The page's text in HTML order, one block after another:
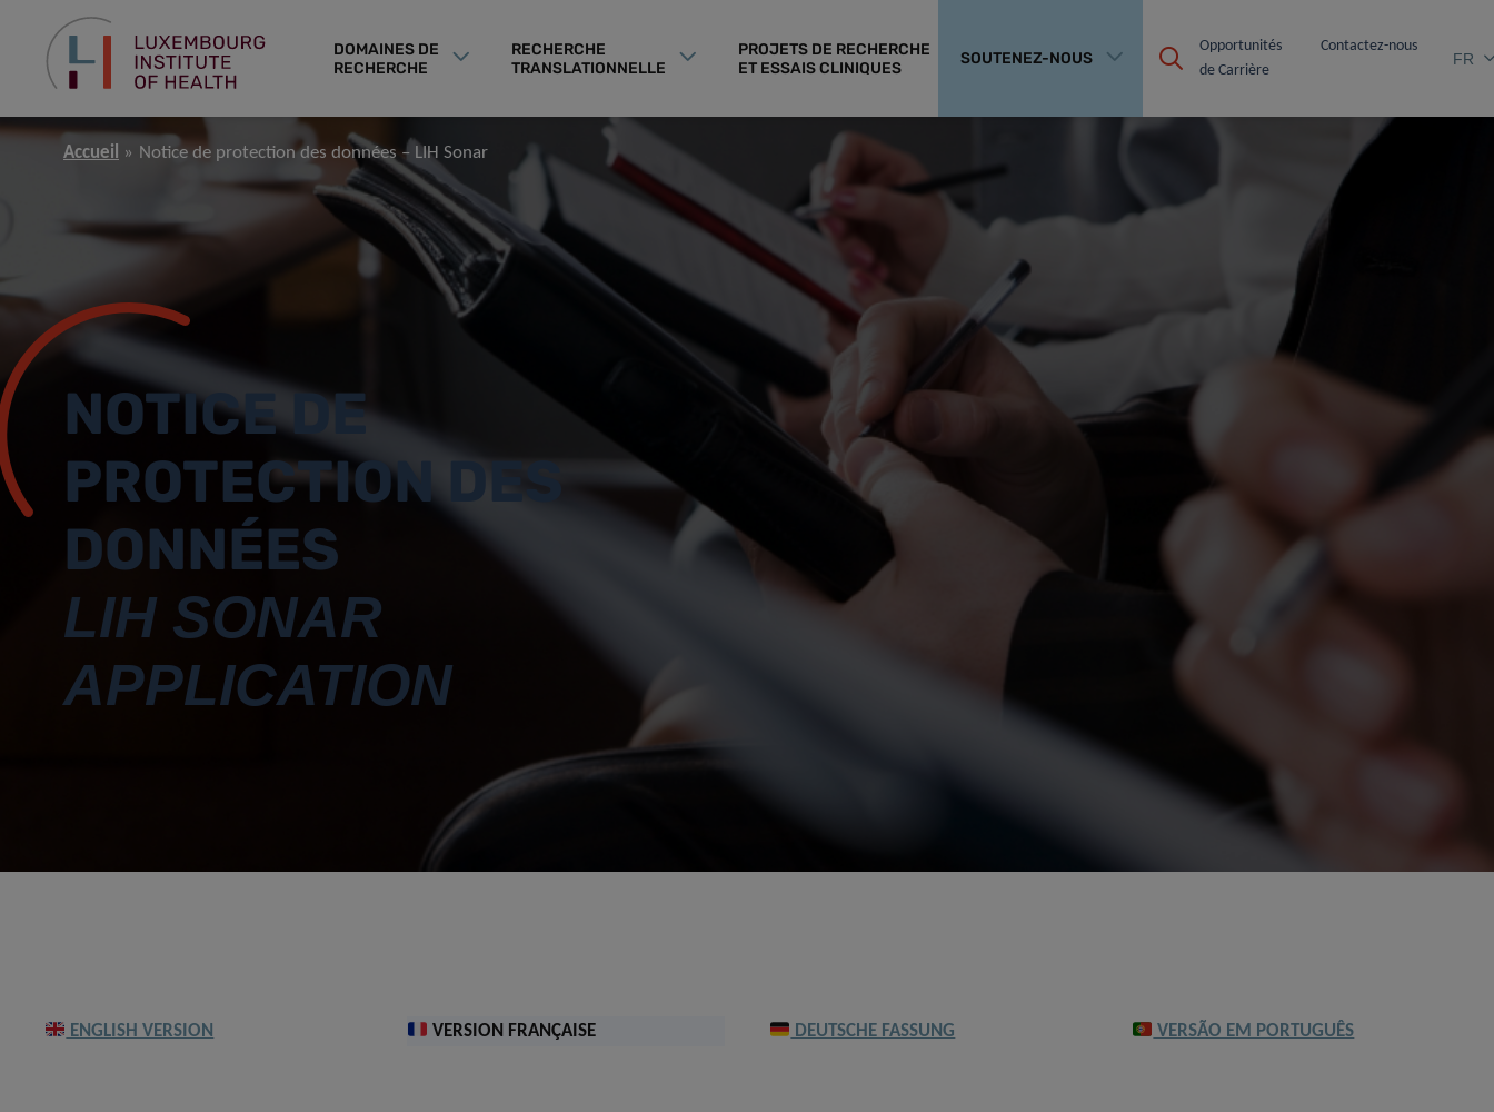
DOMAINES DE
RECHERCHE
RECHERCHE
TRANSLATIONNELLE
PROJETS DE RECHERCHE
ET ESSAIS CLINIQUES
SOUTENEZ-NOUS
Opportunités
de Carrière
Contactez-nous
FR
Accueil Notice de protection des données – LIH Sonar
NOTICE DE
PROTECTION DES
DONNÉES
LIH SONAR
APPLICATION
ENGLISH VERSION VERSION FRANÇAISE DEUTSCHE FASSUNG VERSÃO EM PORTUGUÊS